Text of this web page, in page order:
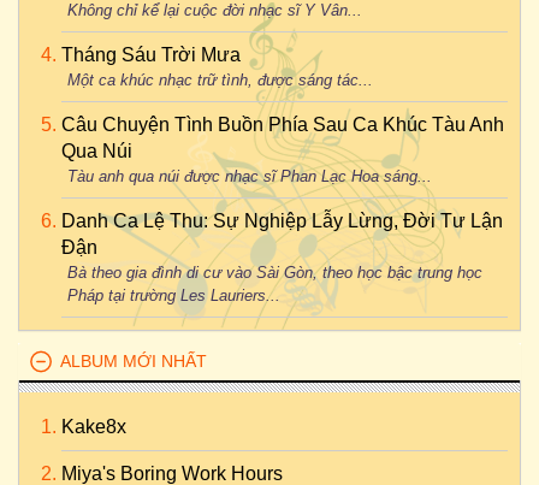
Không chỉ kể lại cuộc đời nhạc sĩ Y Vân...
Tháng Sáu Trời Mưa
Một ca khúc nhạc trữ tình, được sáng tác...
Câu Chuyện Tình Buồn Phía Sau Ca Khúc Tàu Anh
Qua Núi
Tàu anh qua núi được nhạc sĩ Phan Lạc Hoa sáng...
Danh Ca Lệ Thu: Sự Nghiệp Lẫy Lừng, Đời Tư Lận
Đận
Bà theo gia đình di cư vào Sài Gòn, theo học bậc trung học
Pháp tại trường Les Lauriers...
ALBUM MỚI NHẤT
Kake8x
Miya's Boring Work Hours